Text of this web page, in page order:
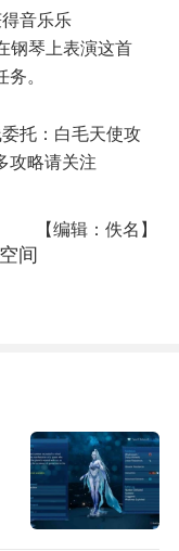
音乐乐
钢琴上表演这首
。
托：白毛天使攻
攻略请关注
【编辑：佚名】
间